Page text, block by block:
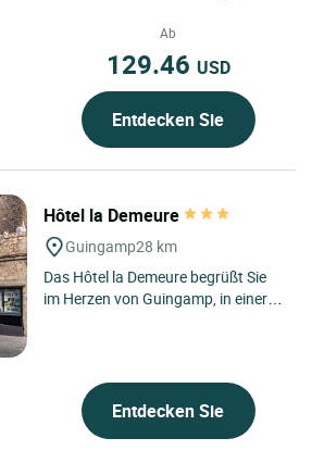
Ab
129.46 USD
Entdecken Sie
Hôtel la Demeure
Guingamp28 km
Das Hôtel la Demeure begrüßt Sie
im Herzen von Guingamp, in einer
Entdecken Sie